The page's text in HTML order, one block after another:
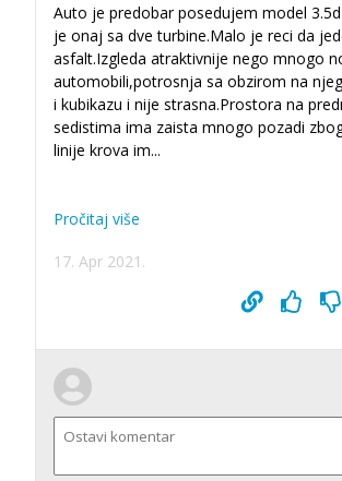
Auto je predobar posedujem model
je onaj sa dve turbine.Malo je reci da
asfalt.Izgleda atraktivnije nego mnogo
automobili,potrosnja sa obzirom na
i kubikazu i nije strasna.Prostora na
sedistima ima zaista mnogo pozadi
linije krova im...
Pročitaj više
17. Apr 2021.